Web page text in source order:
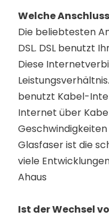
Welche
Die beliebtesten
DSL. DSL benutzt
Diese
benutzt Kabel-
Internet über
Glasfaser ist die
viele
Ahaus
Ist der Wechsel